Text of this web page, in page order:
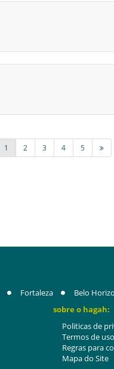
1 2 3 4 5
Fortaleza Belo
sobre o hagah:
Politicas de
Termos de uso
Regras para
Mapa do Site